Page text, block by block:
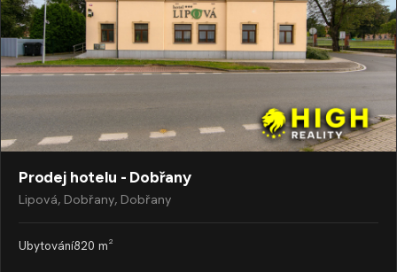
Prodej hotelu - Dobřany
Lipová, Dobřany, Dobřany
Ubytování820 m²